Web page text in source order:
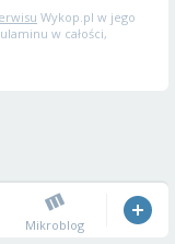
Wykop.pl w jego
w całości,
Mikroblog